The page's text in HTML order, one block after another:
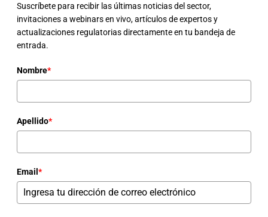
Suscríbete para recibir las últimas noticias del sector,
invitaciones a webinars en vivo, artículos de expertos y
actualizaciones regulatorias directamente en tu bandeja de
entrada.
Nombre*
Apellido*
Email *